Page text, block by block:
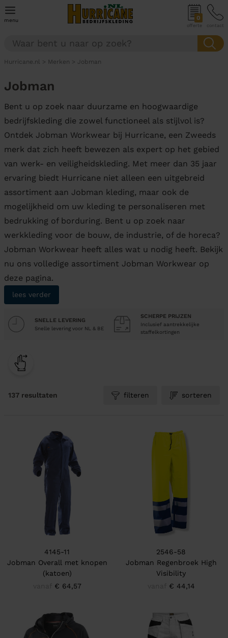
menu 0
offerte contact
Hurricane.nl > Merken > Jobman
Jobman
Bent u op zoek naar duurzame en hoogwaardige
bedrijfskleding die zowel functioneel als stijlvol is?
Ontdek Jobman Workwear bij Hurricane, een Zweeds
merk dat zich heeft bewezen als expert op het gebied
van werk- en veiligheidskleding. Met meer dan 35 jaar
ervaring biedt Hurricane niet alleen een uitgebreid
assortiment aan Jobman kleding, maar ook de
mogelijkheid om uw kleding te personaliseren met
bedrukking of borduring. Bent u op zoek naar
werkkleding voor de bouw, de industrie, of de horeca?
Jobman Workwear heeft alles wat u nodig heeft. Bekijk
nu ons volledige assortiment Jobman Workwear op
deze pagina.
lees verder
SNELLE LEVERING
Snelle levering voor NL & BE
SCHERPE PRIJZEN
Inclusief aantrekkelijke
staffelkortingen
137 resultaten filteren sorteren
4145-11
Jobman Overall met knopen
(katoen)
€ 64,57
2546-58
Jobman Regenbroek High
Visibility
€ 44,14